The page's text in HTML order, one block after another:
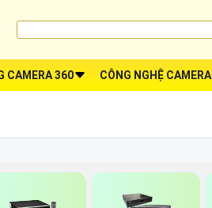
CAMERA 360 CÔNG NGHỆ CAMERA